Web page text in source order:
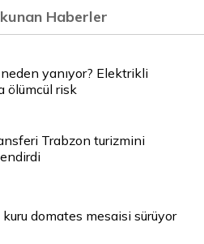
Haberler
yanıyor? Elektrikli
ölümcül risk
Trabzon turizmini
domates mesaisi sürüyor